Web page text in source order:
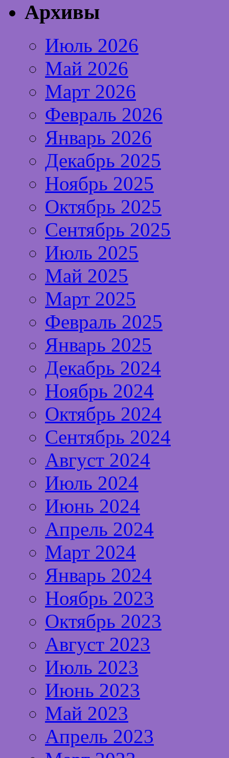
Архивы
Июль 2026
Май 2026
Март 2026
Февраль 2026
Январь 2026
Декабрь 2025
Ноябрь 2025
Октябрь 2025
Сентябрь 2025
Июль 2025
Май 2025
Март 2025
Февраль 2025
Январь 2025
Декабрь 2024
Ноябрь 2024
Октябрь 2024
Сентябрь 2024
Август 2024
Июль 2024
Июнь 2024
Апрель 2024
Март 2024
Январь 2024
Ноябрь 2023
Октябрь 2023
Август 2023
Июль 2023
Июнь 2023
Май 2023
Апрель 2023